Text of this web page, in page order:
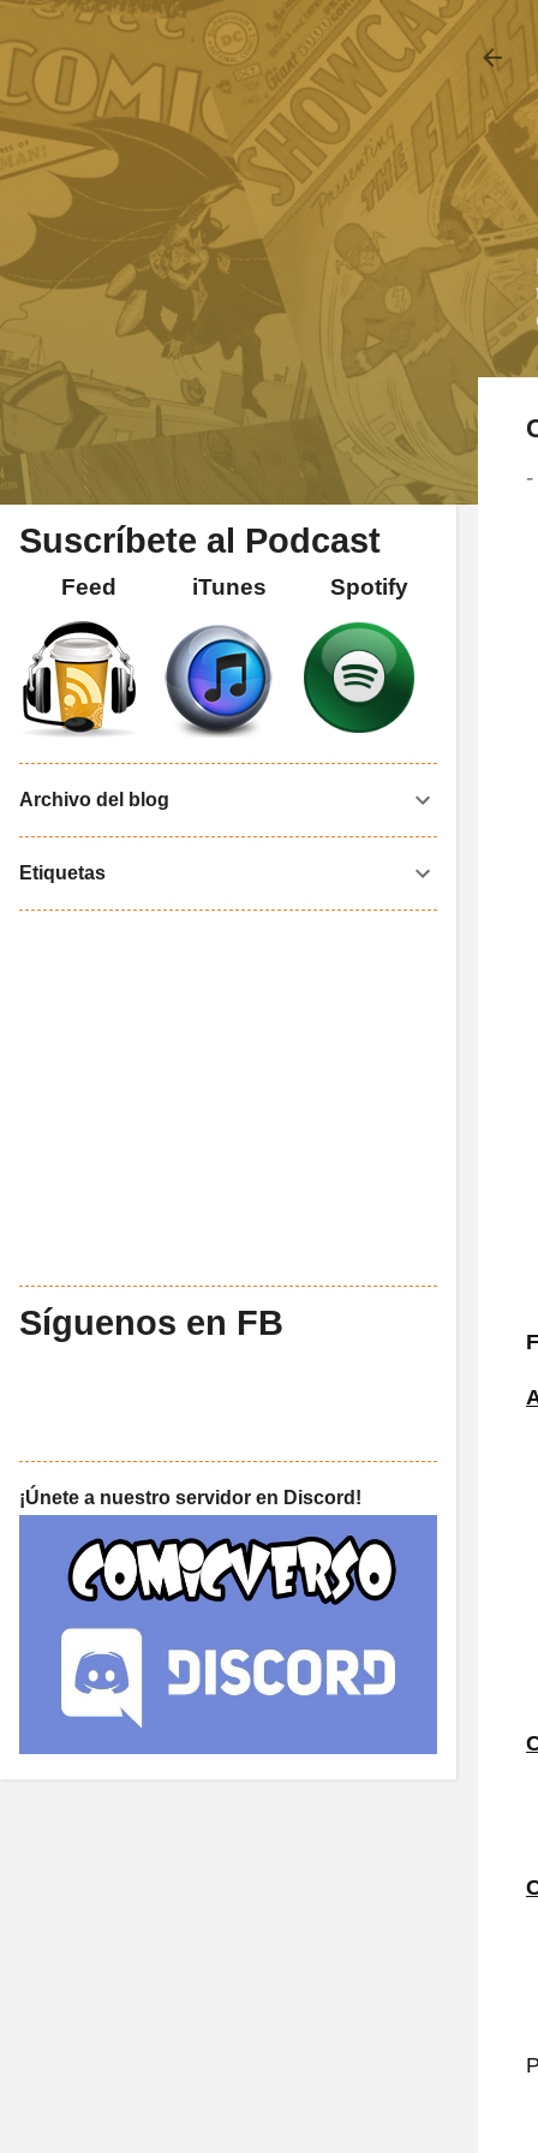
-
Suscríbete al Podcast
Feed iTunes Spotify
Archivo del blog
Etiquetas
Síguenos en FB
¡Únete a nuestro servidor en Discord!